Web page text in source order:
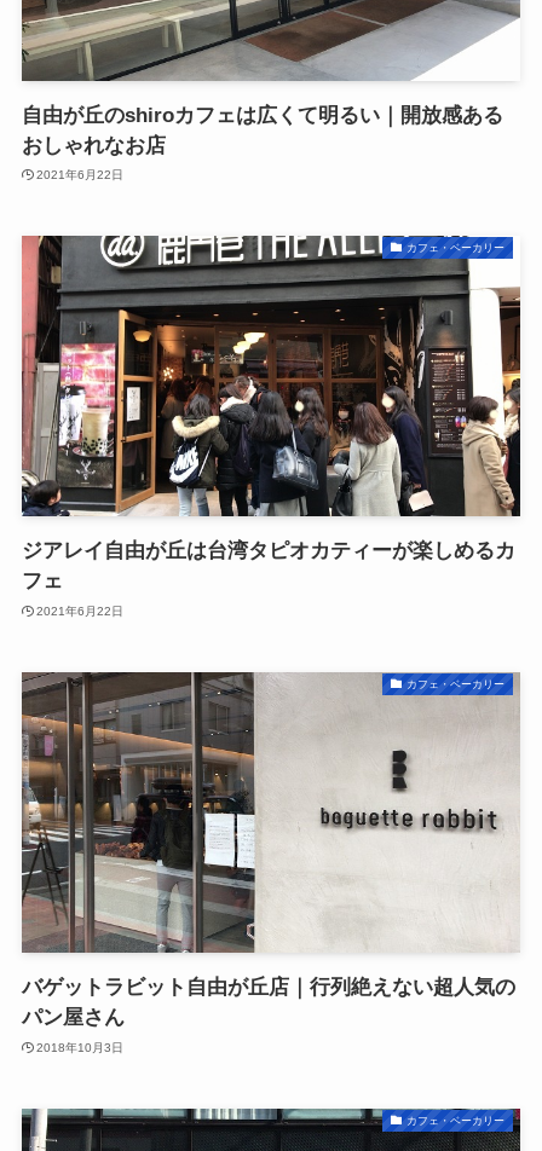
自由が丘のshiroカフェは広くて明るい｜開放感ある
おしゃれなお店
2021年6月22日
カフェ・ベーカリー
ジアレイ自由が丘は台湾タピオカティーが楽しめるカ
フェ
2021年6月22日
カフェ・ベーカリー
バゲットラビット自由が丘店｜行列絶えない超人気の
パン屋さん
2018年10月3日
カフェ・ベーカリー